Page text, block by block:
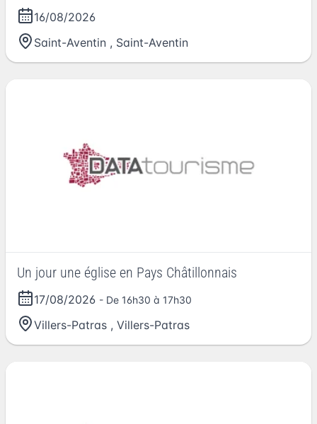
16/08/2026
Saint-Aventin , Saint-Aventin
Un jour une église en Pays Châtillonnais
17/08/2026 - De 16h30 à 17h30
Villers-Patras , Villers-Patras